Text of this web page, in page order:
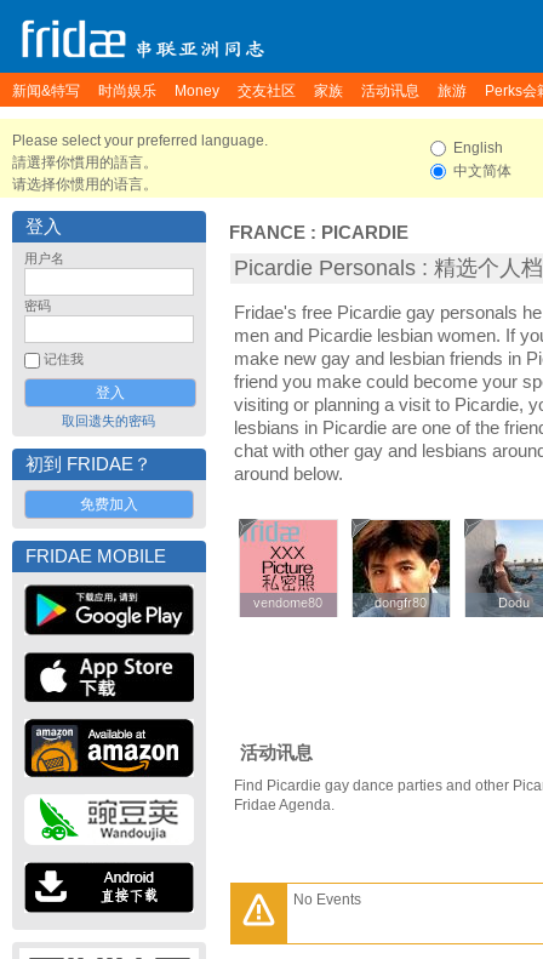
新闻&特写 时尚娱乐 Money 交友社区 家族 活动讯息 旅游 Perks会
Please select your preferred language.
請選擇你慣用的語言。
请选择你惯用的语言。
English
中文简体
登入
用户名
密码
记住我
取回遗失的密码
初到 FRIDAE？
免费加入
FRIDAE MOBILE
FRANCE : PICARDIE
Picardie Personals : 精选个人
Fridae's free Picardie gay personals
men and Picardie lesbian women. If
make new gay and lesbian friends in
friend you make could become your
visiting or planning a visit to Picardie,
lesbians in Picardie are one of the
chat with other gay and lesbians
around below.
vendome80
vendome80 dongfr80
dongfr80 Dodu
Dodu
活动讯息
Find Picardie gay dance parties and other
Fridae Agenda.
No Events